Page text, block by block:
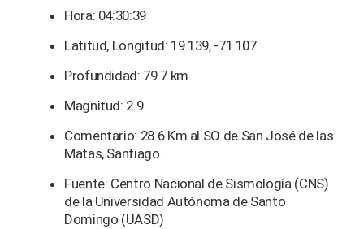
Hora: 04:30:39
Latitud, Longitud: 19.139, -71.107
Profundidad: 79.7 km
Magnitud: 2.9
Comentario: 28.6 Km al SO de San José de las
Matas, Santiago.
Fuente: Centro Nacional de Sismología (CNS)
de la Universidad Autónoma de Santo
Domingo (UASD)